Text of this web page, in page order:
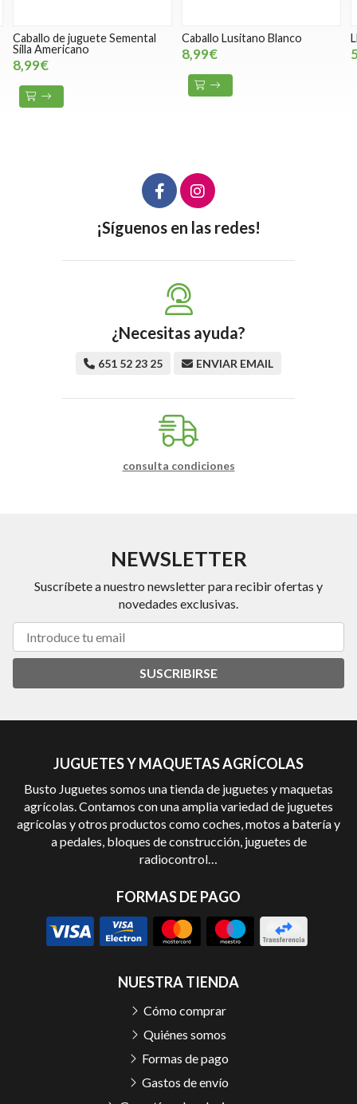
Caballo de juguete Semental
Silla Americano
8,99€
Caballo Lusitano Blanco
8,99€
¡Síguenos en las redes!
¿Necesitas ayuda?
651 52 23 25 ENVIAR EMAIL
consulta condiciones
NEWSLETTER
Suscríbete a nuestro newsletter para recibir ofertas y
novedades exclusivas.
SUSCRIBIRSE
JUGUETES Y MAQUETAS AGRÍCOLAS
Busto Juguetes somos una tienda de juguetes y maquetas
agrícolas. Contamos con una amplia variedad de juguetes
agrícolas y otros productos como coches, motos a batería y
a pedales, bloques de construcción, juguetes de
radiocontrol…
FORMAS DE PAGO
NUESTRA TIENDA
Cómo comprar
Quiénes somos
Formas de pago
Gastos de envío